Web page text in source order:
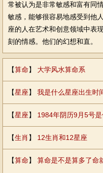
常被认为是非常敏感和富有同
敏感，能够很容易地感受到他
座的人在艺术和创意领域中表
刻的情感。他们的幻想和直。
【算命】 大学风水算命系
【星座】 我是什么星座出生时
【星座】 1984年阴历9月5号
【生肖 】 12生肖和12星座
【算命】 算命是不是算多了命